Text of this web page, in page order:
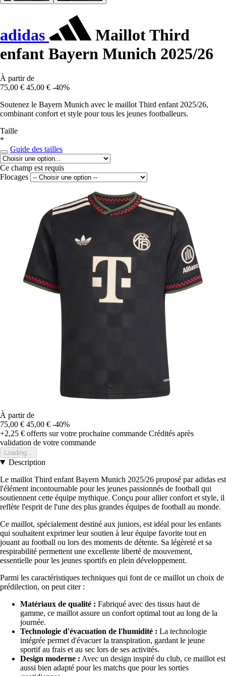
adidas
Maillot Third
enfant Bayern Munich 2025/26
À partir de
75,00 € 45,00 € -40%
Soutenez le Bayern Munich avec le maillot Third enfant 2025/26,
combinant confort et style pour tous les jeunes footballeurs.
Taille
*
Guide des tailles
Ce champ est requis
Flocages
À partir de
75,00 € 45,00 € -40%
+2,25 € offerts sur votre prochaine commande Crédités après
validation de votre commande
Loading...
Description
Le maillot Third enfant Bayern Munich 2025/26 proposé par adidas est
l'élément incontournable pour les jeunes passionnés de football qui
soutiennent cette équipe mythique. Conçu pour allier confort et style, il
reflète l'esprit de l'une des plus grandes équipes de football au monde.
Ce maillot, spécialement destiné aux juniors, est idéal pour les enfants
qui souhaitent exprimer leur soutien à leur équipe favorite tout en
jouant au football ou lors des moments de détente. Sa légèreté et sa
respirabilité permettent une excellente liberté de mouvement,
essentielle pour les jeunes sportifs en plein développement.
Parmi les caractéristiques techniques qui font de ce maillot un choix de
prédilection, on peut citer :
Matériaux de qualité : Fabriqué avec des tissus haut de
gamme, ce maillot assure un confort optimal tout au long de la
journée.
Technologie d'évacuation de l'humidité : La technologie
intégrée permet d'évacuer la transpiration, gardant le jeune
sportif au frais et au sec lors de ses activités.
Design moderne : Avec un design inspiré du club, ce maillot est
aussi bien adapté pour les matchs que pour les sorties